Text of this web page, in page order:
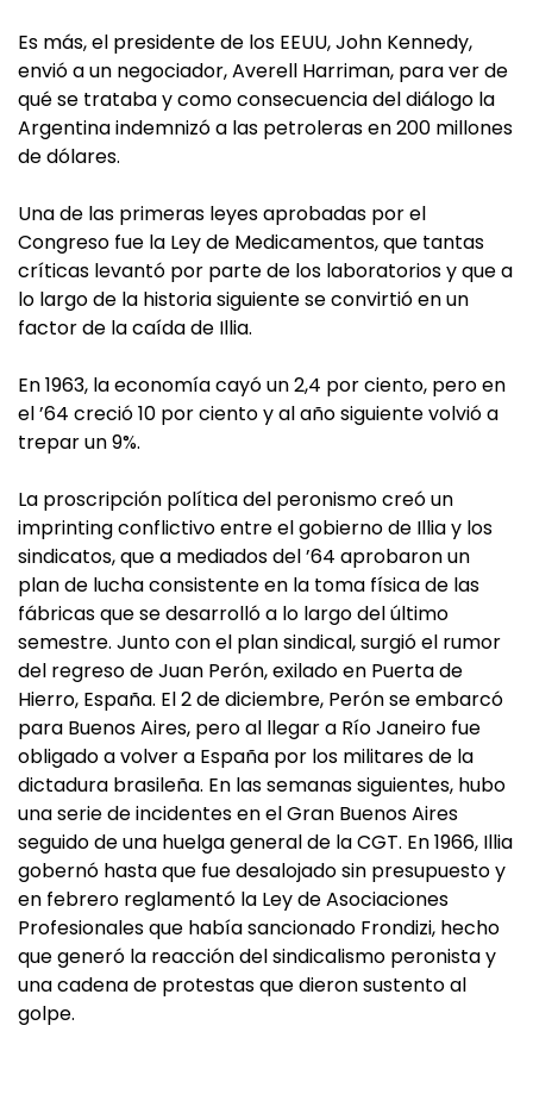
Es más, el presidente de los EEUU, John Kennedy,
envió a un negociador, Averell Harriman, para ver de
qué se trataba y como consecuencia del diálogo la
Argentina indemnizó a las petroleras en 200 millones
de dólares.
Una de las primeras leyes aprobadas por el
Congreso fue la Ley de Medicamentos, que tantas
críticas levantó por parte de los laboratorios y que a
lo largo de la historia siguiente se convirtió en un
factor de la caída de Illia.
En 1963, la economía cayó un 2,4 por ciento, pero en
el ’64 creció 10 por ciento y al año siguiente volvió a
trepar un 9%.
La proscripción política del peronismo creó un
imprinting conflictivo entre el gobierno de Illia y los
sindicatos, que a mediados del ’64 aprobaron un
plan de lucha consistente en la toma física de las
fábricas que se desarrolló a lo largo del último
semestre. Junto con el plan sindical, surgió el rumor
del regreso de Juan Perón, exilado en Puerta de
Hierro, España. El 2 de diciembre, Perón se embarcó
para Buenos Aires, pero al llegar a Río Janeiro fue
obligado a volver a España por los militares de la
dictadura brasileña. En las semanas siguientes, hubo
una serie de incidentes en el Gran Buenos Aires
seguido de una huelga general de la CGT. En 1966, Illia
gobernó hasta que fue desalojado sin presupuesto y
en febrero reglamentó la Ley de Asociaciones
Profesionales que había sancionado Frondizi, hecho
que generó la reacción del sindicalismo peronista y
una cadena de protestas que dieron sustento al
golpe.